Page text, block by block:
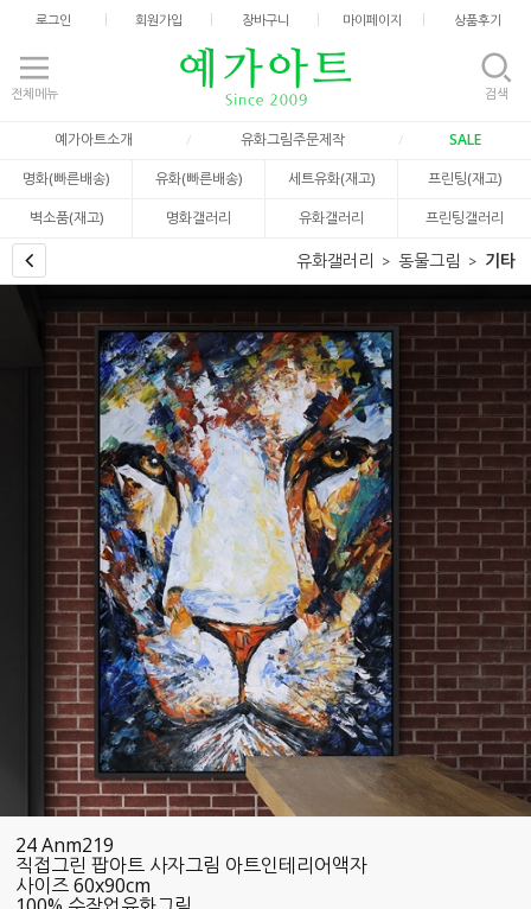
로그인 회원가입 장바구니 마이페이지 상품후기
전체메뉴 검색
예가아트소개 유화그림주문제작
SALE
명화(빠른배송)
유화(빠른배송) 세트유화(재고)
프린팅(재고)
벽소품(재고)
명화갤러리 유화갤러리 프린팅갤러리
유화갤러리 동물그림 기타
24 Anm219
직접그린 팝아트 사자그림 아트인테리어액자
사이즈 60x90cm